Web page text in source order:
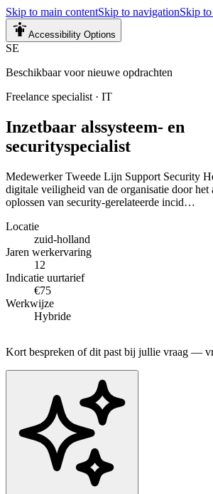
Skip to main contentSkip to navigationSkip to
Accessibility Options
SE
Beschikbaar voor nieuwe opdrachten
Freelance specialist · IT
Inzetbaar alssysteem- en
securityspecialist
Medewerker Tweede Lijn Support Security
digitale veiligheid van de organisatie door het
oplossen van security-gerelateerde incid…
Locatie
zuid-holland
Jaren werkervaring
12
Indicatie uurtarief
€75
Werkwijze
Hybride
Kort bespreken of dit past bij jullie vraag —